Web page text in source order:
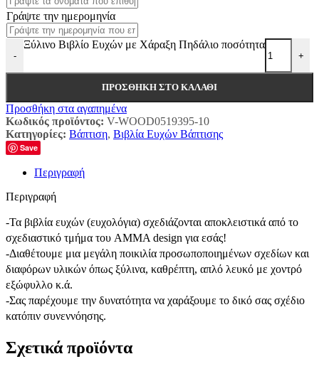
Γράψτε την ημερομηνία
-
Ξύλινο Βιβλίο Ευχών με Χάραξη Πηδάλιο ποσότητα
+
ΠΡΟΣΘΉΚΗ ΣΤΟ ΚΑΛΆΘΙ
Προσθήκη στα αγαπημένα
Κωδικός προϊόντος: V-WOOD0519395-10
Κατηγορίες: Βάπτιση, Βιβλία Ευχών Βάπτισης
Save
Περιγραφή
Περιγραφή
-Τα βιβλία ευχών (ευχολόγια) σχεδιάζονται αποκλειστικά από το
σχεδιαστικό τμήμα του AMMA design για εσάς!
-Διαθέτουμε μια μεγάλη ποικιλία προσωποποιημένων σχεδίων και
διαφόρων υλικών όπως ξύλινα, καθρέπτη, απλό λευκό με χοντρό
εξώφυλλο κ.ά.
-Σας παρέχουμε την δυνατότητα να χαράξουμε το δικό σας σχέδιο
κατόπιν συνεννόησης.
Σχετικά προϊόντα